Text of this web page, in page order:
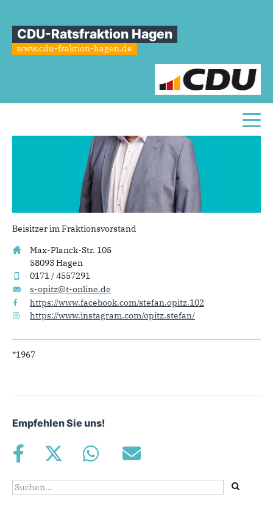
CDU-Ratsfraktion Hagen
www.cdu-fraktion-hagen.de
Sie sind hier
StefanOpitz-Jetter
Beisitzer im Fraktionsvorstand
Max-Planck-Str. 105
58093 Hagen
0171 / 4557291
s-opitz@t-online.de
https://www.facebook.com/stefan.opitz.102
https://www.instagram.com/opitz.stefan/
*1967
Empfehlen Sie uns!
Suchformular
Suche